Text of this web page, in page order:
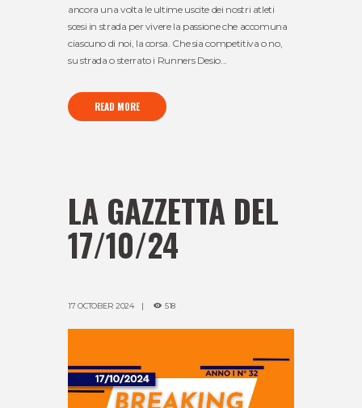
ancora una volta le ultime uscite dei nostri atleti
scesi in strada per vivere la passione che accomuna
ciascuno di noi, la corsa. Che sia competitiva o no,
su strada o sterrato i Runners Desio...
READ MORE
LA GAZZETTA DEL
17/10/24
17 OCTOBER 2024 518